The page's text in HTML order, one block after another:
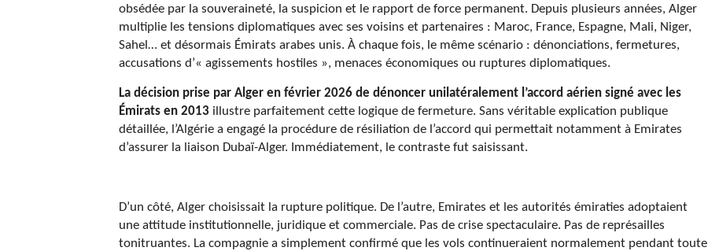
obsédée par la souveraineté, la suspicion et le rapport de force permanent. Depuis plusieurs années, Alger
multiplie les tensions diplomatiques avec ses voisins et partenaires : Maroc, France, Espagne, Mali, Niger,
Sahel… et désormais Émirats arabes unis. À chaque fois, le même scénario : dénonciations, fermetures,
accusations d’« agissements hostiles », menaces économiques ou ruptures diplomatiques.
La décision prise par Alger en février 2026 de dénoncer unilatéralement l’accord aérien signé avec les
Émirats en 2013 illustre parfaitement cette logique de fermeture. Sans véritable explication publique
détaillée, l’Algérie a engagé la procédure de résiliation de l’accord qui permettait notamment à Emirates
d’assurer la liaison Dubaï-Alger. Immédiatement, le contraste fut saisissant.
D’un côté, Alger choisissait la rupture politique. De l’autre, Emirates et les autorités émiraties adoptaient
une attitude institutionnelle, juridique et commerciale. Pas de crise spectaculaire. Pas de représailles
tonitruantes. La compagnie a simplement confirmé que les vols continueraient normalement pendant toute